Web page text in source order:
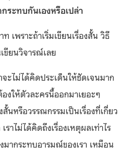
ะทบกันเองหรือเปล่า
เพราะถ้าเริ่มเขียนเรื่องสั้น วิธี
ขียนวิจารณ์เลย
จะไม่ได้คิดประเด็นให้ชัดเจนมาก
งให้ตัวละครนี้ออกมาเยอะๆ
สั้นหรือวรรณกรรมเป็นเรื่องที่เกี่ยว
าไม่ได้คิดถึงเรื่องเหตุผลเท่าไร
มากระทบอารมณ์ของเรา เหมือน